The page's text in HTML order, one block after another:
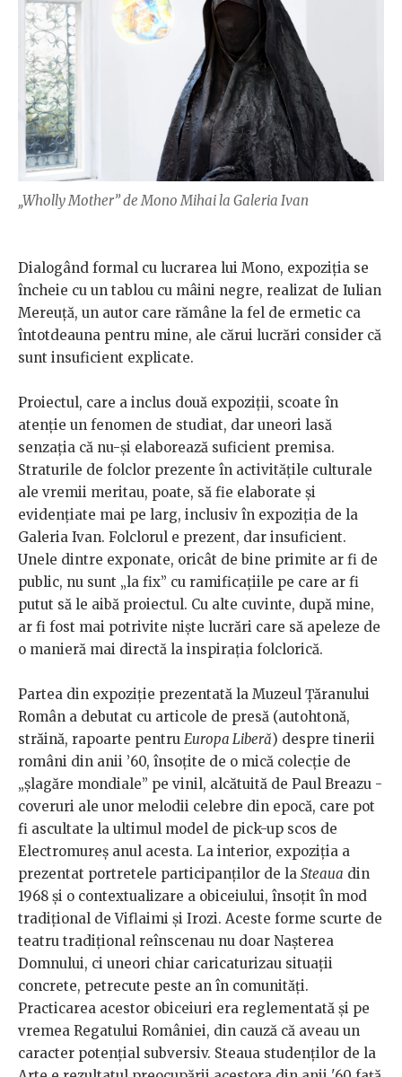
„Wholly Mother” de Mono Mihai la Galeria Ivan
Dialogând formal cu lucrarea lui Mono, expoziția se
încheie cu un tablou cu mâini negre, realizat de Iulian
Mereuță, un autor care rămâne la fel de ermetic ca
întotdeauna pentru mine, ale cărui lucrări consider că
sunt insuficient explicate.​
Proiectul, care a inclus două expoziții, scoate în
atenție un fenomen de studiat, dar uneori lasă
senzația că nu-și elaborează suficient premisa.
Straturile de folclor prezente în activitățile culturale
ale vremii meritau, poate, să fie elaborate și
evidențiate mai pe larg, inclusiv în expoziția de la
Galeria Ivan. Folclorul e prezent, dar insuficient.
Unele dintre exponate, oricât de bine primite ar fi de
public, nu sunt „la fix” cu ramificațiile pe care ar fi
putut să le aibă proiectul. Cu alte cuvinte, după mine,
ar fi fost mai potrivite niște lucrări care să apeleze de
o manieră mai directă la inspirația folclorică.
Partea din expoziție prezentată la Muzeul Țăranului
Român a debutat cu articole de presă (autohtonă,
străină, rapoarte pentru Europa Liberă) despre tinerii
români din anii ’60, însoțite de o mică colecție de
„șlagăre mondiale” pe vinil, alcătuită de Paul Breazu -
coveruri ale unor melodii celebre din epocă, care pot
fi ascultate la ultimul model de pick-up scos de
Electromureș anul acesta. La interior, expoziția a
prezentat portretele participanților de la Steaua din
1968 și o contextualizare a obiceiului, însoțit în mod
tradițional de Viflaimi și Irozi. Aceste forme scurte de
teatru tradițional reînscenau nu doar Nașterea
Domnului, ci uneori chiar caricaturizau situații
concrete, petrecute peste an în comunități.
Practicarea acestor obiceiuri era reglementată și pe
vremea Regatului României, din cauză că aveau un
caracter potențial subversiv. Steaua studenților de la